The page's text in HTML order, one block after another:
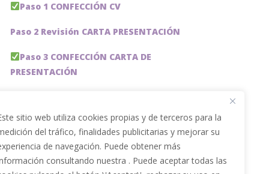
sitio web utiliza cookies propias y de terceros para la
del tráfico, finalidades publicitarias y mejorar su
de navegación. Puede obtener más
consultando nuestra . Puede aceptar todas las
Paso 1 CONFECCIÓN CV
Paso 2 Revisión CARTA PRESENTACIÓN
Paso 3 CONFECCIÓN CARTA DE
PRESENTACIÓN
Paso 5 OPTIMIZACIÓN PERFIL LINKEDIN
PACKS DE AHORRO